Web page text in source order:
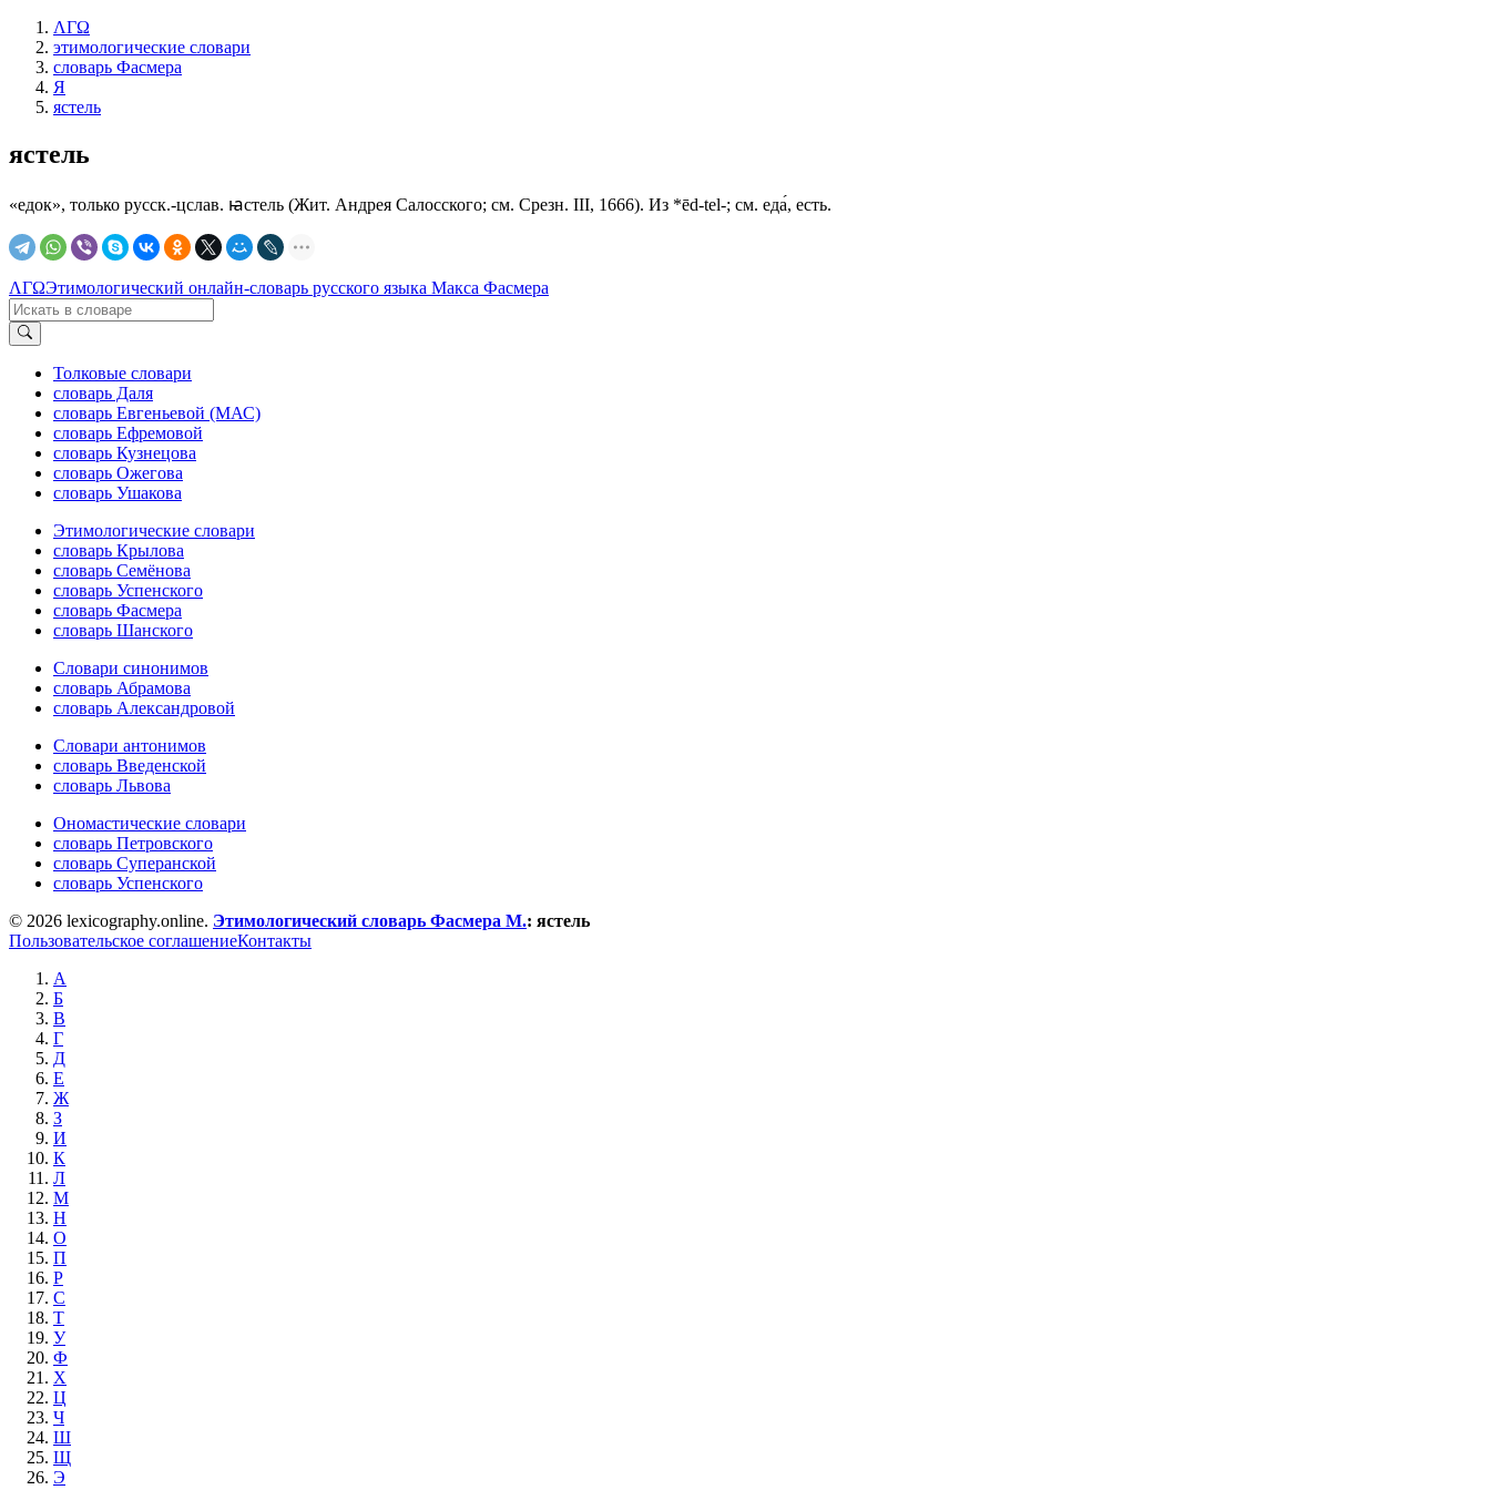
ΛΓΩ
этимологические словари
словарь Фасмера
Я
ястель
ястель
«едок», только русск.-цслав. ꙗстель (Жит. Андрея Салосского; см. Срезн. III, 1666). Из *ēd-tel-; см. еда́, есть.
ΛΓΩЭтимологический онлайн-словарь русского языка Макса Фасмера
Толковые словари
словарь Даля
словарь Евгеньевой (МАС)
словарь Ефремовой
словарь Кузнецова
словарь Ожегова
словарь Ушакова
Этимологические словари
словарь Крылова
словарь Семёнова
словарь Успенского
словарь Фасмера
словарь Шанского
Словари синонимов
словарь Абрамова
словарь Александровой
Словари антонимов
словарь Введенской
словарь Львова
Ономастические словари
словарь Петровского
словарь Суперанской
словарь Успенского
© 2026 lexicography.online. Этимологический словарь Фасмера М.: ястель
Пользовательское соглашениеКонтакты
А
Б
В
Г
Д
Е
Ж
З
И
К
Л
М
Н
О
П
Р
С
Т
У
Ф
Х
Ц
Ч
Ш
Щ
Э